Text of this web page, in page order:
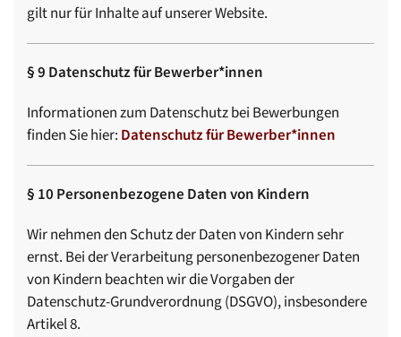
gilt nur für Inhalte auf unserer Website.
§ 9 Datenschutz für Bewerber*innen
Informationen zum Datenschutz bei Bewerbungen
finden Sie hier: Datenschutz für Bewerber*innen
§ 10 Personenbezogene Daten von Kindern
Wir nehmen den Schutz der Daten von Kindern sehr
ernst. Bei der Verarbeitung personenbezogener Daten
von Kindern beachten wir die Vorgaben der
Datenschutz-Grundverordnung (DSGVO), insbesondere
Artikel 8.